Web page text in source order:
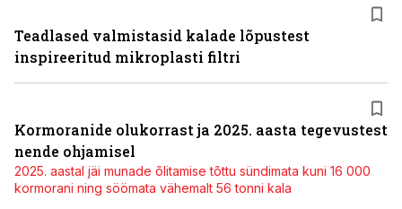
Teadlased valmistasid kalade lõpustest
inspireeritud mikroplasti filtri
Kormoranide olukorrast ja 2025. aasta tegevustest
nende ohjamisel
2025. aastal jäi munade õlitamise tõttu sündimata kuni 16 000
kormorani ning söömata vähemalt 56 tonni kala